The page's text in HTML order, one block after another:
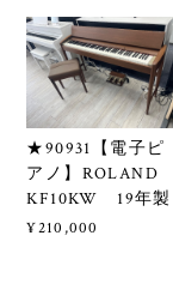
★90931【電子ピ
アノ】ROLAND
KF10KW 19年製
¥210,000